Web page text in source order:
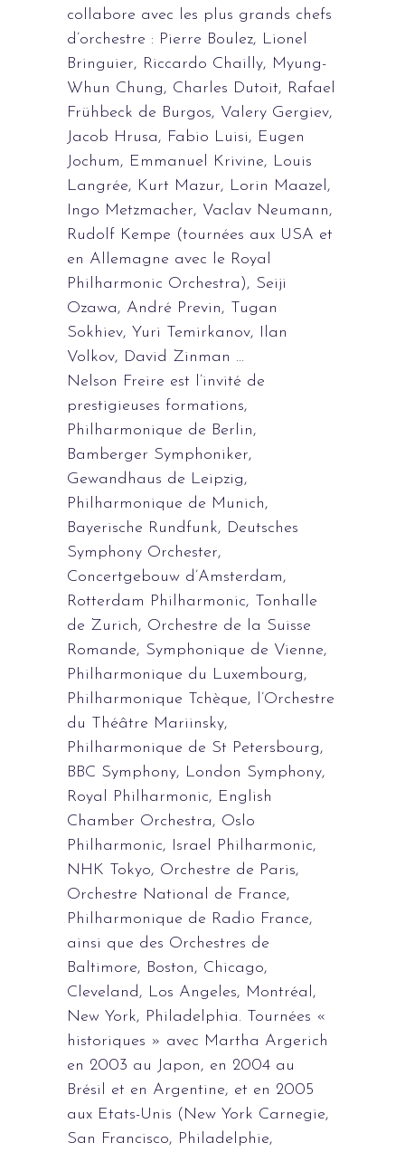
collabore avec les plus grands chefs
d’orchestre : Pierre Boulez, Lionel
Bringuier, Riccardo Chailly, Myung-
Whun Chung, Charles Dutoit, Rafael
Frühbeck de Burgos, Valery Gergiev,
Jacob Hrusa, Fabio Luisi, Eugen
Jochum, Emmanuel Krivine, Louis
Langrée, Kurt Mazur, Lorin Maazel,
Ingo Metzmacher, Vaclav Neumann,
Rudolf Kempe (tournées aux USA et
en Allemagne avec le Royal
Philharmonic Orchestra), Seiji
Ozawa, André Previn, Tugan
Sokhiev, Yuri Temirkanov, Ilan
Volkov, David Zinman …
Nelson Freire est l’invité de
prestigieuses formations,
Philharmonique de Berlin,
Bamberger Symphoniker,
Gewandhaus de Leipzig,
Philharmonique de Munich,
Bayerische Rundfunk, Deutsches
Symphony Orchester,
Concertgebouw d’Amsterdam,
Rotterdam Philharmonic, Tonhalle
de Zurich, Orchestre de la Suisse
Romande, Symphonique de Vienne,
Philharmonique du Luxembourg,
Philharmonique Tchèque, l’Orchestre
du Théâtre Mariinsky,
Philharmonique de St Petersbourg,
BBC Symphony, London Symphony,
Royal Philharmonic, English
Chamber Orchestra, Oslo
Philharmonic, Israel Philharmonic,
NHK Tokyo, Orchestre de Paris,
Orchestre National de France,
Philharmonique de Radio France,
ainsi que des Orchestres de
Baltimore, Boston, Chicago,
Cleveland, Los Angeles, Montréal,
New York, Philadelphia. Tournées «
historiques » avec Martha Argerich
en 2003 au Japon, en 2004 au
Brésil et en Argentine, et en 2005
aux Etats-Unis (New York Carnegie,
San Francisco, Philadelphie,